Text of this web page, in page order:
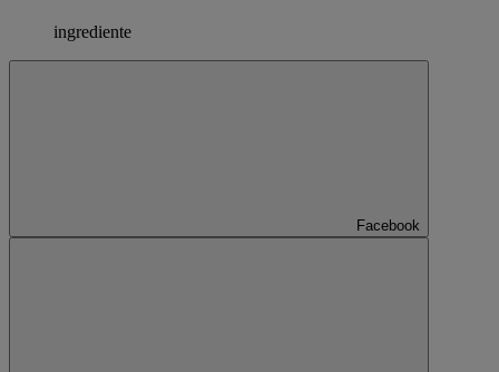
ingrediente
Facebook